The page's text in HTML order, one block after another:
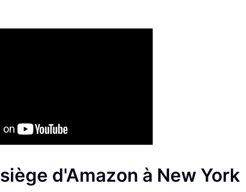
d'Amazon à New York